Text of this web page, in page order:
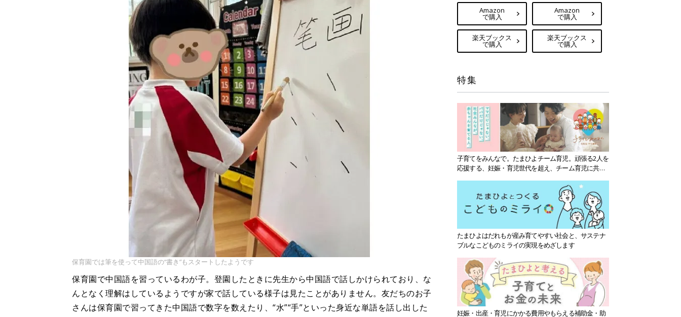
保育園では筆を使って中国語の“書き”もスタートしたようです
保育園で中国語を習っているわが子。登園したときに先生から中国語で話しかけられており、な
んとなく理解はしているようですが家で話している様子は見たことがありません。友だちのお子
さんは保育園で習ってきた中国語で数字を数えたり、“水”“手”といった身近な単語を話し出した
Amazon
で購入
楽天ブックス
で購入
Amazon
で購入
楽天ブックス
で購入
特集
子育てをみんなで。たまひよチーム育児。頑張る2人を
応援する、妊娠・育児世代を超え、チーム育児に共感
たまひよはだれもが産み育てやすい社会と、サステナ
ブルなこどものミライの実現をめざします
妊娠・出産・育児にかかる費用やもらえる補助金・助